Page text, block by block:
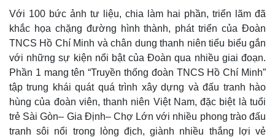
Với 100 bức ảnh tư liệu, chia làm hai phần, triển lãm đã
khắc họa chặng đường hình thành, phát triển của Đoàn
TNCS Hồ Chí Minh và chân dung thanh niên tiểu biểu gắn
với những sự kiện nổi bật của Đoàn qua nhiều giai đoạn.
Phần 1 mang tên “Truyền thống đoàn TNCS Hồ Chí Minh”
tập trung khái quát quá trình xây dựng và đấu tranh hào
hùng của đoàn viên, thanh niên Việt Nam, đặc biệt là tuổi
trẻ Sài Gòn– Gia Định– Chợ Lớn với nhiều phong trào đấu
tranh sôi nổi trong lòng địch, giành nhiều thắng lợi vẻ